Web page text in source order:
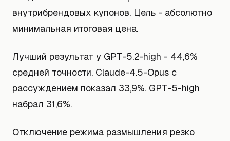
внутрибрендовых купонов. Цель - абсолютно
минимальная итоговая цена.
Лучший результат у GPT-5.2-high - 44,6%
средней точности. Claude-4.5-Opus с
рассуждением показал 33,9%. GPT-5-high
набрал 31,6%.
Отключение режима размышления резко